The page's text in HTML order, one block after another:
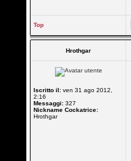
Top
Hrothgar
Iscritto il: ven 31 ago 2012,
2:16
Messaggi: 327
Nickname Cockatrice:
Hrothgar